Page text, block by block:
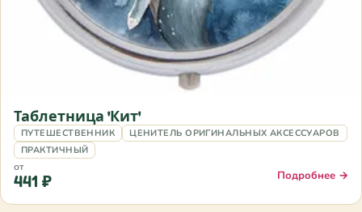
Таблетница 'Кит'
ПУТЕШЕСТВЕННИК
ЦЕНИТЕЛЬ ОРИГИНАЛЬНЫХ АКСЕССУАРОВ
ПРАКТИЧНЫЙ
от
441 ₽ Подробнее →